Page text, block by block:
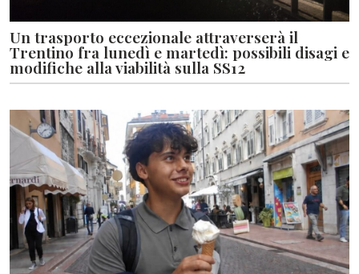
Un trasporto eccezionale attraverserà il
Trentino fra lunedì e martedì: possibili disagi e
modifiche alla viabilità sulla SS12